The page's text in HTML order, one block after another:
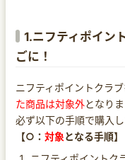
1.ニフティポイン
ごに！
ニフティポイントクラブ
た商品は対象外となりま
必ず以下の手順で購入し
【○： 対象となる手順】